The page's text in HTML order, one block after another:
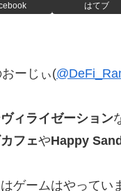
はてブ
ーじぃ(
ィライゼーション
フェやHappy
ゲームはやって